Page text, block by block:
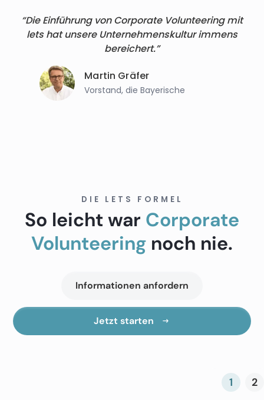
“Die Einführung von Corporate Volunteering mit
lets hat unsere Unternehmenskultur immens
bereichert.”
Martin Gräfer
Vorstand, die Bayerische
DIE LETS FORMEL
So leicht war Corporate
Volunteering noch nie.
Informationen anfordern
Jetzt starten
1 2